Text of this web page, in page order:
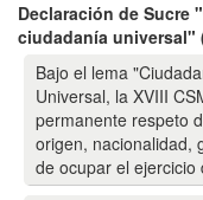
Declaración de Sucre
ciudadanía universal"
Bajo el lema
Universal, la XVIII
permanente respeto
origen, nacionalidad,
de ocupar el